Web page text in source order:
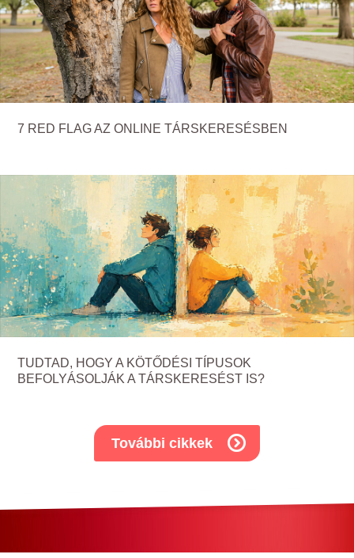
7 RED FLAG AZ ONLINE TÁRSKERESÉSBEN
TUDTAD, HOGY A KÖTŐDÉSI TÍPUSOK
BEFOLYÁSOLJÁK A TÁRSKERESÉST IS?
További cikkek